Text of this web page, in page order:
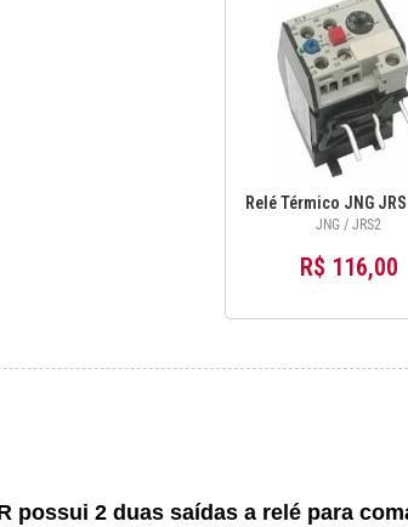
Relé Térmico JNG
JNG / JRS2
R$ 116,00
possui 2 duas saídas a relé para